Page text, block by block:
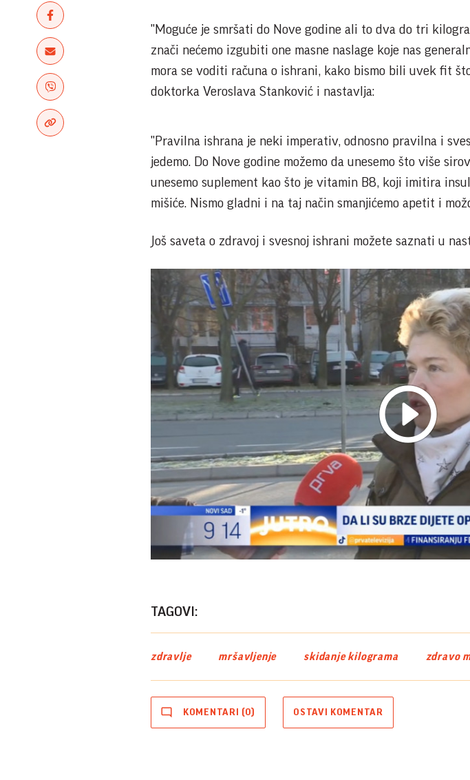
"Moguće je smršati do Nove godine ali to dva do tri
znači nećemo izgubiti one masne naslage koje nas
mora se voditi računa o ishrani, kako bismo bili uvek fit
doktorka Veroslava Stanković i nastavlja:
"Pravilna ishrana je neki imperativ, odnosno pravilna i
jedemo. Do Nove godine možemo da unesemo što više
unesemo suplement kao što je vitamin B8, koji imitira
mišiće. Nismo gladni i na taj način smanjićemo apetit i
Još saveta o zdravoj i svesnoj ishrani možete saznati u
TAGOVI:
zdravlje mršavljenje skidanje kilograma zdravo
KOMENTARI (0) OSTAVI KOMENTAR